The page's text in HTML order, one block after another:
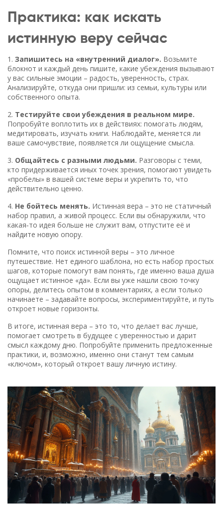
Практика: как искать
истинную веру сейчас
1. Запишитесь на «внутренний диалог». Возьмите
блокнот и каждый день пишите, какие убеждения вызывают
у вас сильные эмоции – радость, уверенность, страх.
Анализируйте, откуда они пришли: из семьи, культуры или
собственного опыта.
2. Тестируйте свои убеждения в реальном мире.
Попробуйте воплотить их в действиях: помогать людям,
медитировать, изучать книги. Наблюдайте, меняется ли
ваше самочувствие, появляется ли ощущение смысла.
3. Общайтесь с разными людьми. Разговоры с теми,
кто придерживается иных точек зрения, помогают увидеть
«пробелы» в вашей системе веры и укрепить то, что
действительно ценно.
4. Не бойтесь менять. Истинная вера – это не статичный
набор правил, а живой процесс. Если вы обнаружили, что
какая‑то идея больше не служит вам, отпустите её и
найдите новую опору.
Помните, что поиск истинной веры – это личное
путешествие. Нет единого шаблона, но есть набор простых
шагов, которые помогут вам понять, где именно ваша душа
ощущает истинное «да». Если вы уже нашли свою точку
опоры, делитесь опытом в комментариях, а если только
начинаете – задавайте вопросы, экспериментируйте, и путь
откроет новые горизонты.
В итоге, истинная вера – это то, что делает вас лучше,
помогает смотреть в будущее с уверенностью и дарит
смысл каждому дню. Попробуйте применить предложенные
практики, и, возможно, именно они станут тем самым
«ключом», который откроет вашу личную истину.